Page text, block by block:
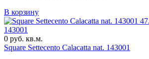
В корзину
143001
0 руб. кв.м.
Square Settecento Calacatta nat. 143001